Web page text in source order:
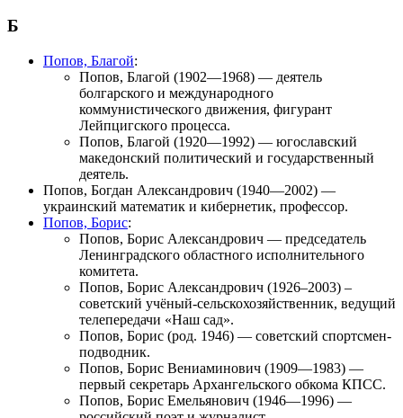
Б
Попов, Благой:
Попов, Благой (1902—1968) — деятель
болгарского и международного
коммунистического движения, фигурант
Лейпцигского процесса.
Попов, Благой (1920—1992) — югославский
македонский политический и государственный
деятель.
Попов, Богдан Александрович (1940—2002) —
украинский математик и кибернетик, профессор.
Попов, Борис:
Попов, Борис Александрович — председатель
Ленинградского областного исполнительного
комитета.
Попов, Борис Александрович (1926–2003) –
советский учёный-сельскохозяйственник, ведущий
телепередачи «Наш сад».
Попов, Борис (род. 1946) — советский спортсмен-
подводник.
Попов, Борис Вениаминович (1909—1983) —
первый секретарь Архангельского обкома КПСС.
Попов, Борис Емельянович (1946—1996) —